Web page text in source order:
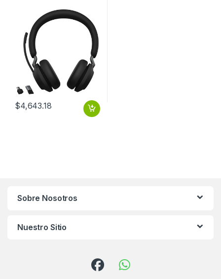
$4,643.18
Sobre Nosotros
Nuestro Sitio